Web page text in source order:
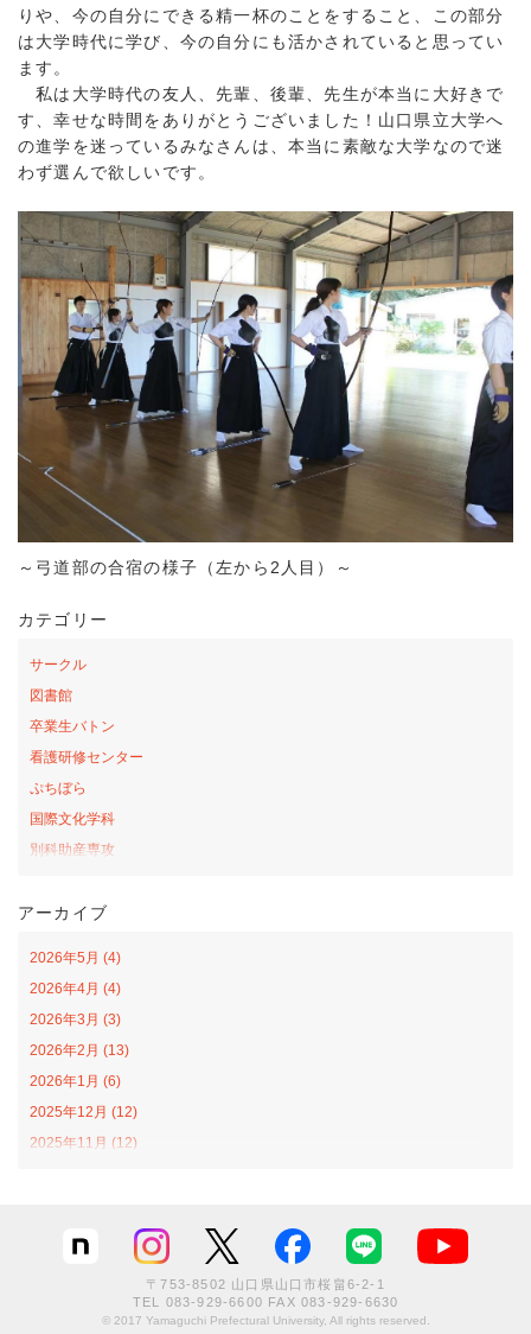
カテゴリー
サークル
図書館
卒業生バトン
看護研修センター
ぷちぼら
国際文化学科
別科助産専攻
お弁当の日プロジェクト
情報社会学科
アーカイブ
2026年5月 (4)
2026年4月 (4)
2026年3月 (3)
2026年2月 (13)
2026年1月 (6)
2025年12月 (12)
2025年11月 (12)
2025年8月 (8)
2025年4月 (4)
りや、今の自分にできる精一杯のことをすること、この部分
は大学時代に学び、今の自分にも活かされていると思ってい
ます。
私は大学時代の友人、先輩、後輩、先生が本当に大好きで
す、幸せな時間をありがとうございました！山口県立大学へ
の進学を迷っているみなさんは、本当に素敵な大学なので迷
わず選んで欲しいです。
～弓道部の合宿の様子（左から2人目）～
〒753-8502 山口県山口市桜畠6-2-1
TEL 083-929-6600 FAX 083-929-6630
© 2017 Yamaguchi Prefectural University, All rights reserved.